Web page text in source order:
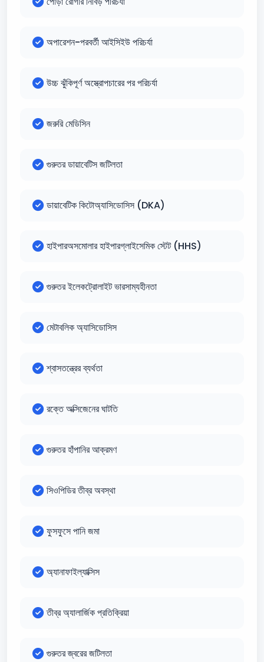
অপারেশন-পরবর্তী আইসিইউ পরিচর্যা
উচ্চ ঝুঁকিপূর্ণ অস্ত্রোপচারের পর পরিচর্যা
জরুরি মেডিসিন
গুরুতর ডায়াবেটিস জটিলতা
ডায়াবেটিক কিটোঅ্যাসিডোসিস (DKA)
হাইপারঅসমোলার হাইপারগ্লাইসেমিক স্টেট (HHS)
গুরুতর ইলেকট্রোলাইট ভারসাম্যহীনতা
মেটাবলিক অ্যাসিডোসিস
শ্বাসতন্ত্রের ব্যর্থতা
রক্তে অক্সিজেনের ঘাটতি
গুরুতর হাঁপানির আক্রমণ
সিওপিডির তীব্র অবস্থা
ফুসফুসে পানি জমা
অ্যানাফাইল্যাক্সিস
তীব্র অ্যালার্জিক প্রতিক্রিয়া
গুরুতর জ্বরের জটিলতা